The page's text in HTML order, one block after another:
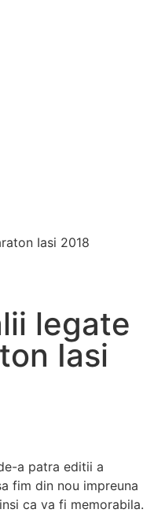
Iasi 2018
legate
Iasi
a patra editii a
fim din nou impreuna
ca va fi memorabila.